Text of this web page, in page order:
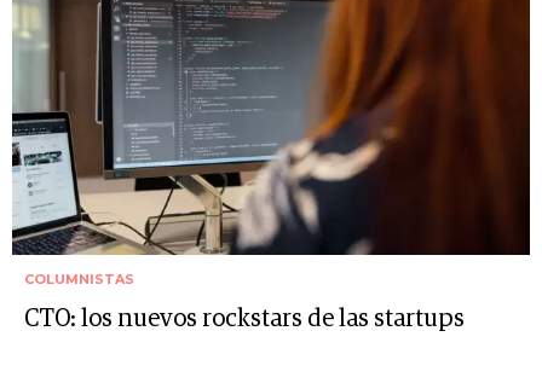
COLUMNISTAS
CTO: los nuevos rockstars de las startups